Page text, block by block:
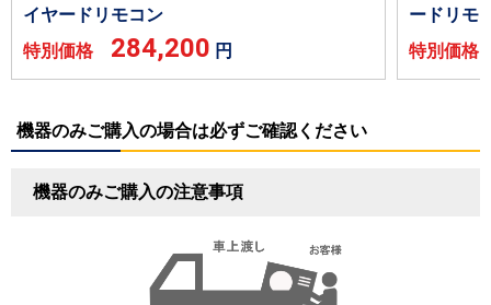
イヤードリモコン
特別価格 284,200 円
ードリモ
特別価
機器のみご購入の場合は必ずご確認ください
機器のみご購入の注意事項